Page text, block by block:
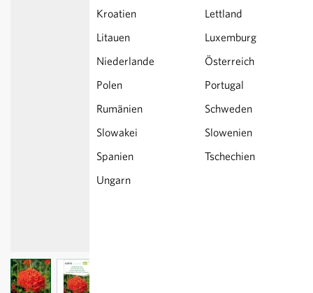
Kroatien
Lettland
Litauen
Luxemburg
Niederlande
Österreich
Polen
Portugal
Rumänien
Schweden
Slowakei
Slowenien
Spanien
Tschechien
Ungarn
View larger imageView larger image